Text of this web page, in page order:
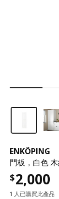
ENKÖPING
門板，白色
$2,000
1 人已購買此產品